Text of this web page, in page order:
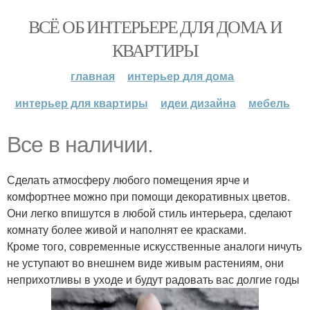
ВСЁ ОБ ИНТЕРЬЕРЕ ДЛЯ ДОМА И
КВАРТИРЫ
главная
интерьер для дома
интерьер для квартиры
идеи дизайна мебель
Все в наличии.
Сделать атмосферу любого помещения ярче и
комфортнее можно при помощи декоративных цветов.
Они легко впишутся в любой стиль интерьера, сделают
комнату более живой и наполнят ее красками.
Кроме того, современные искусственные аналоги ничуть
не уступают во внешнем виде живым растениям, они
неприхотливы в уходе и будут радовать вас долгие годы